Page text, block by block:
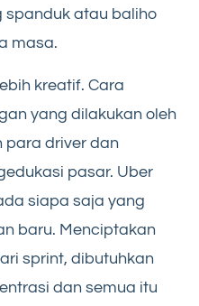
spanduk atau baliho
masa.
kreatif. Cara
yang dilakukan oleh
para driver dan
pasar. Uber
siapa saja yang
baru. Menciptakan
sprint, dibutuhkan
dan semua itu